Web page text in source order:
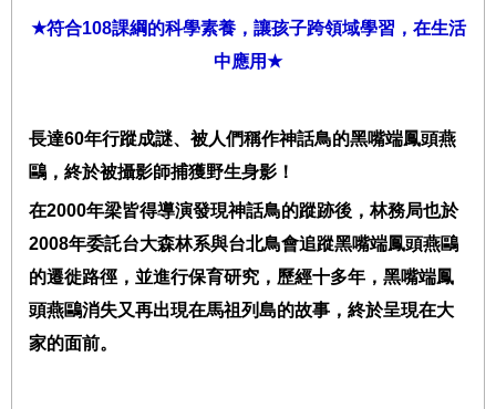
★符合108課綱的科學素養，讓孩子跨領域學習，在生活
中應用★
長達60年行蹤成謎、被人們稱作神話鳥的黑嘴端鳳頭燕
鷗，終於被攝影師捕獲野生身影！
在2000年梁皆得導演發現神話鳥的蹤跡後，林務局也於
2008年委託台大森林系與台北鳥會追蹤黑嘴端鳳頭燕鷗
的遷徙路徑，並進行保育研究，歷經十多年，黑嘴端鳳
頭燕鷗消失又再出現在馬祖列島的故事，終於呈現在大
家的面前。